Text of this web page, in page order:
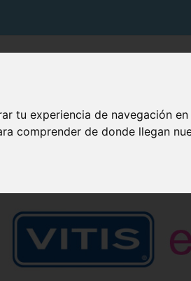
tu experiencia de navegación
comprender de donde llegan